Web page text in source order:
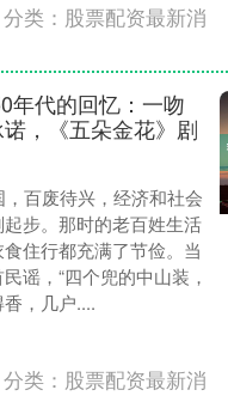
分类： 股票配资最新消
年代的回忆：一吻
，《五朵金花》剧
百废待兴，经济和社会
步。那时的老百姓生活
住行都充满了节俭。当
谣，“四个兜的中山装，
，几户....
分类： 股票配资最新消